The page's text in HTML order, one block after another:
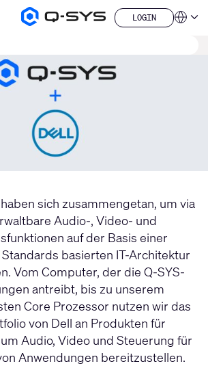
Q-
Produkte
Homepage
LOGIN
LOGIN
haben sich zusammengetan, um via
Audio-, Video- und
auf der Basis einer
basierten IT-Architektur
Vom Computer, der die Q-SYS-
antreibt, bis zu unserem
Core Prozessor nutzen wir das
von Dell an Produkten für
Audio, Video und Steuerung für
Anwendungen bereitzustellen.